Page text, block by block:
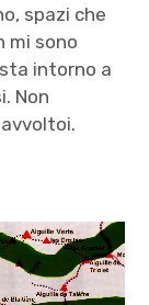
spazi che
mi sono
intorno a
Non